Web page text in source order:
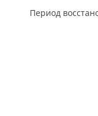
Период